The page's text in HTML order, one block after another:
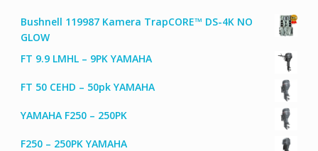
Bushnell 119987 Kamera TrapCORE™ DS-4K NO
GLOW
FT 9.9 LMHL – 9PK YAMAHA
FT 50 CEHD – 50pk YAMAHA
YAMAHA F250 – 250PK
F250 – 250PK YAMAHA